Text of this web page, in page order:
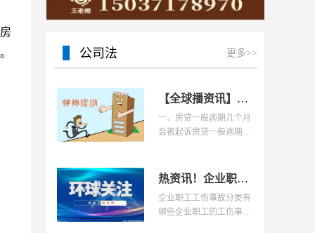
公司法 更多>>
【全球播资讯】房贷一般逾期几个月会被起诉？房贷有逾期记录还能贷款吗？
一、房贷一般逾期几个月
会被起诉房贷一般逾期3
热资讯！企业职工工伤事故分类有哪些？企业职工发生哪些情形应认定为工伤？
企业职工工伤事故分类有
哪些企业职工的工伤事故